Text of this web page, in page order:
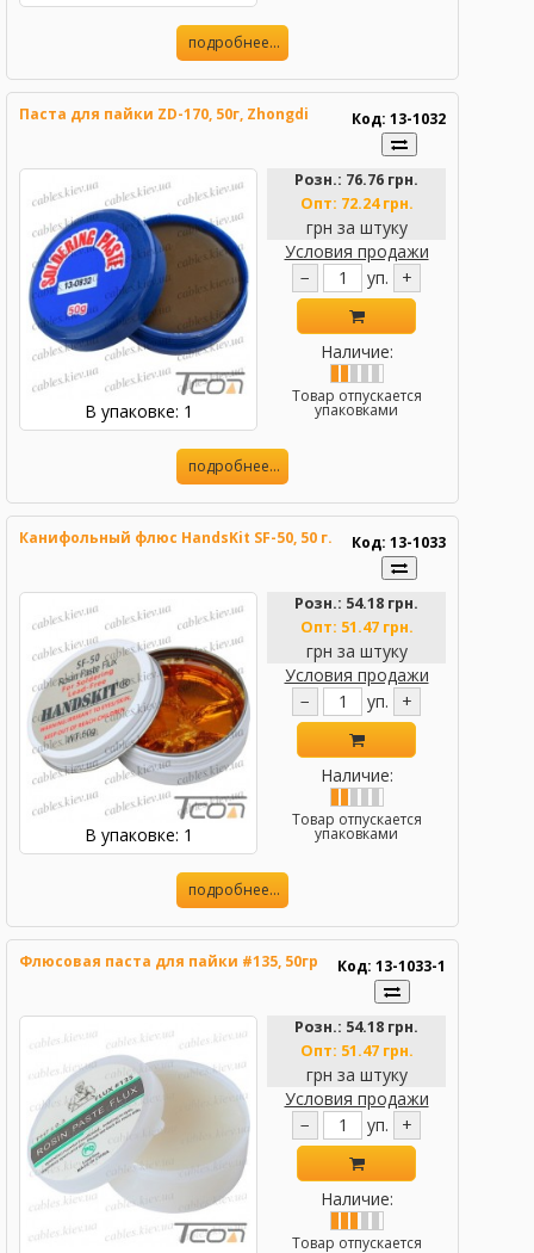
подробнее...
Паста для пайки ZD-170, 50г, Zhongdi Код: 13-1032
В упаковке: 1
Розн.: 76.76 грн.
Опт: 72.24 грн.
грн за штуку
Условия продажи
−
уп. +
Наличие:
Товар отпускается
упаковками
подробнее...
Канифольный флюс HandsKit SF-50, 50 г. Код: 13-1033
В упаковке: 1
Розн.: 54.18 грн.
Опт: 51.47 грн.
грн за штуку
Условия продажи
−
уп. +
Наличие:
Товар отпускается
упаковками
подробнее...
Флюсовая паста для пайки #135, 50гр Код: 13-1033-1
Розн.: 54.18 грн.
Опт: 51.47 грн.
грн за штуку
Условия продажи
−
уп. +
Наличие:
Товар отпускается